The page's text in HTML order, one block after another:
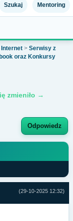
Szukaj Mentoring
Internet > Serwisy z
oraz Konkursy
zmieniło →
Odpowiedz
(29-10-2025 12:32)